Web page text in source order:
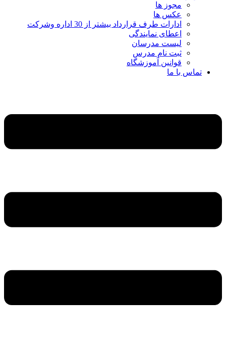
مجوز ها
عکس ها
ادارات طرف قرارداد بیشتر از 30 اداره وشرکت
اعطای نمایندگی
لیست مدرسان
ثبت نام مدرس
قوانین آموزشگاه
تماس با ما